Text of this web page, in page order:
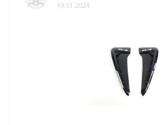
19.01.2024